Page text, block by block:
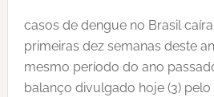
casos de dengue no Brasil
primeiras dez semanas deste
mesmo período do ano
balanço divulgado hoje (3) pelo